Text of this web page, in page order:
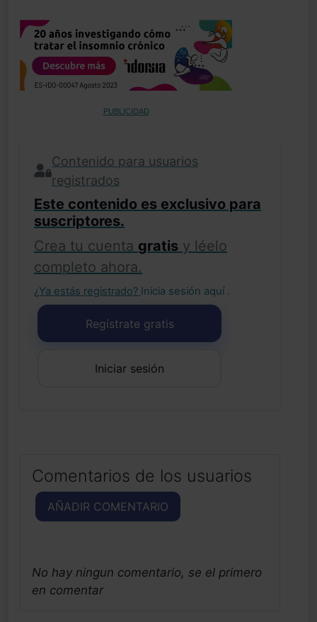
PUBLICIDAD
Contenido para usuarios
registrados
Este contenido es exclusivo para
suscriptores.
Crea tu cuenta gratis y léelo
completo ahora.
¿Ya estás registrado? Inicia sesión aquí .
Regístrate gratis
Iniciar sesión
Comentarios de los usuarios
AÑADIR COMENTARIO
No hay ningun comentario, se el primero
en comentar